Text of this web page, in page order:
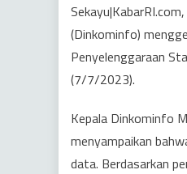
(Dinkominfo)
Penyelenggaraan
(7/7/2023).
Kepala Dinkominfo
menyampaikan
data. Berdasarkan